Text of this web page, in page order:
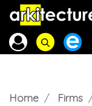
Home Firms